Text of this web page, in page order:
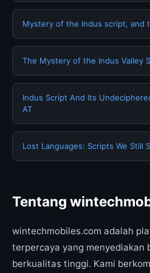
Mystery of the Indus script, and
The Mystery of the Indus Valley
Indus Script And Its
AT
Lost Languages: Scripts We Still
Tentang
wintechmobiles.com adalah
terpercaya yang menyediakan
berkualitas tinggi. Kami